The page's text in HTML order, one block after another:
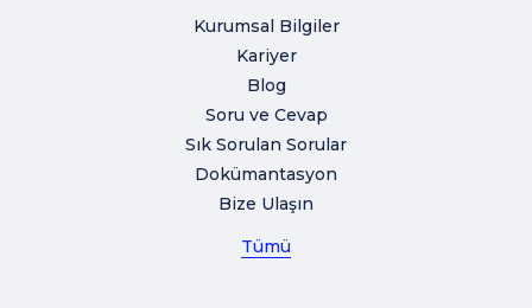
Kurumsal Bilgiler
Kariyer
Blog
Soru ve Cevap
Sık Sorulan Sorular
Dokümantasyon
Bize Ulaşın
Tümü